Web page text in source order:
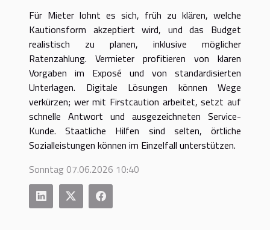
Für Mieter lohnt es sich, früh zu klären, welche
Kautionsform akzeptiert wird, und das Budget
realistisch zu planen, inklusive möglicher
Ratenzahlung. Vermieter profitieren von klaren
Vorgaben im Exposé und von standardisierten
Unterlagen. Digitale Lösungen können Wege
verkürzen; wer mit Firstcaution arbeitet, setzt auf
schnelle Antwort und ausgezeichneten Service-
Kunde. Staatliche Hilfen sind selten, örtliche
Sozialleistungen können im Einzelfall unterstützen.
Sonntag 07.06.2026 10:40